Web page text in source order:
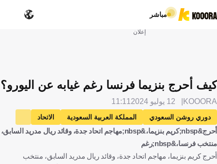
مباشر
إعلان
كيف أحرج بنزيما فرنسا رغم غيابه عن اليورو؟
KOOORA 12 يوليو 2024 11:11
دوري روشن السعودي المملكة العربية السعودية
الاتحاد
فرنسا
فرنسا إسبانيا إسبانيا
كريم بنزيما
ديدييه ديشامب
كيليان مبابي
أحرج&nbsp;كريم بنزيما،&nbsp;مهاجم اتحاد جدة، وقائد ريال مدريد السابق،
منتخب فرنسا،&nbsp;رغم
أحرج كريم بنزيما، مهاجم اتحاد جدة، وقائد ريال مدريد السابق، منتخب